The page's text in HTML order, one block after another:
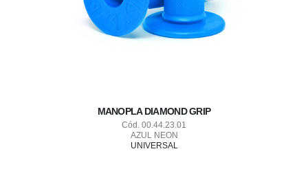
MANOPLA DIAMOND GRIP
Cód. 00.44.23.01
AZUL NEON
UNIVERSAL